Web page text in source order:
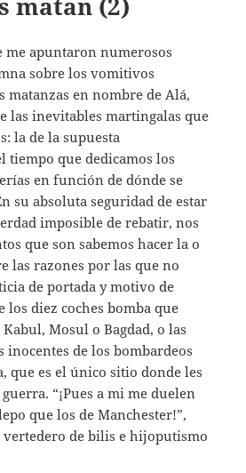
me apuntaron numerosos
sobre los vomitivos
matanzas en nombre de Alá,
las inevitables martingalas que
la de la supuesta
tiempo que dedicamos los
en función de dónde se
su absoluta seguridad de estar
imposible de rebatir, nos
que son sabemos hacer la o
las razones por las que no
de portada y motivo de
los diez coches bomba que
Mosul o Bagdad, o las
inocentes de los bombardeos
que es el único sitio donde les
“¡Pues a mi me duelen
que los de Manchester!”,
vertedero de bilis e hijoputismo